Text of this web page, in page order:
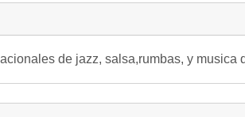
de jazz, salsa,rumbas, y musica